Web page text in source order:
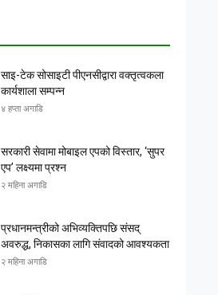
साइ-टेक सोसाइटी पीएनसीद्वारा वक्तृत्वकला
कार्यशाला सम्पन्न
४ हप्ता अगाडि
सरकारी सेवामा मोबाइल एपको विस्तार, ‘सुपर
एप’ लक्ष्यमा प्रश्न
२ महिना अगाडि
प्रधानमन्त्रीको अभिव्यक्तिपछि संसद्
अवरुद्ध, निकासका लागि संवादको आवश्यकता
२ महिना अगाडि